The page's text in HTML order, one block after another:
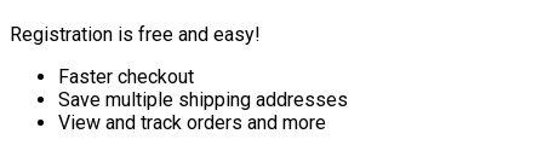
Registration is free and easy!
Faster checkout
Save multiple shipping addresses
View and track orders and more